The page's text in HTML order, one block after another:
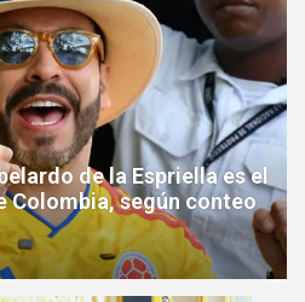
de la Espriella es el
Colombia, según conteo